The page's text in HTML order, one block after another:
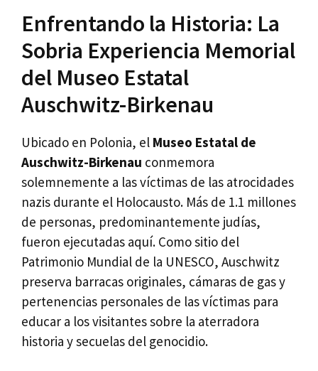
Enfrentando la Historia: La
Sobria Experiencia Memorial
del Museo Estatal
Auschwitz-Birkenau
Ubicado en Polonia, el Museo Estatal de
Auschwitz-Birkenau conmemora
solemnemente a las víctimas de las atrocidades
nazis durante el Holocausto. Más de 1.1 millones
de personas, predominantemente judías,
fueron ejecutadas aquí. Como sitio del
Patrimonio Mundial de la UNESCO, Auschwitz
preserva barracas originales, cámaras de gas y
pertenencias personales de las víctimas para
educar a los visitantes sobre la aterradora
historia y secuelas del genocidio.